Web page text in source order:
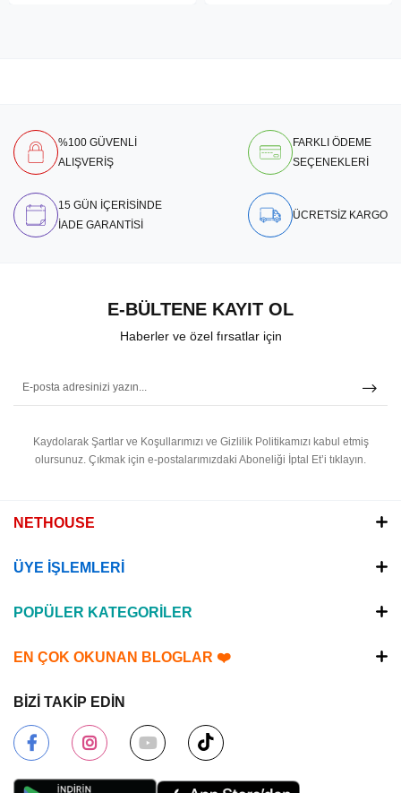
%100 GÜVENLİ
ALIŞVERİŞ
FARKLI ÖDEME
SEÇENEKLERİ
15 GÜN İÇERİSİNDE
İADE GARANTİSİ
ÜCRETSİZ KARGO
E-BÜLTENE KAYIT OL
Haberler ve özel fırsatlar için
Kaydolarak Şartlar ve Koşullarımızı ve Gizlilik Politikamızı kabul etmiş
olursunuz. Çıkmak için e-postalarımızdaki Aboneliği İptal Et’i tıklayın.
NETHOUSE
ÜYE İŞLEMLERİ
POPÜLER KATEGORİLER
EN ÇOK OKUNAN BLOGLAR ❤️
BİZİ TAKİP EDİN